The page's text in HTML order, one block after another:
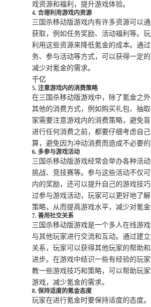
戏资源和福利，提升游戏体验。
4. 合理利用游戏内资源
三国杀移动版游戏内有许多资源可以
获取，例如任务奖励、活动福利等。
利用这些资源来降低氪金的成本。通
务、参与活动等方式，可以获得一定的
减少对氪金的需求。
千亿
5. 注意游戏内的消费策略
在三国杀移动版游戏中，除了氪金之
其他的消费方式，例如购买礼包、抽
家需要注意游戏内的消费策略，避免
进行任何消费之前，都要仔细考虑自
算，避免因为冲动消费而造成不必要的
6. 多参与游戏活动
三国杀移动版游戏经常会举办各种活
挑战、竞技赛等。参与这些活动不仅
内的奖励，还可以提升自己的游戏技
过参与游戏活动，玩家可以更好地了
策略，从而提高游戏水平，减少对氪金
7. 善用社交关系
三国杀移动版游戏是一个多人在线游
与其他玩家进行交流和互动。通过建
关系，玩家可以获得其他玩家的帮助
进步。在游戏中结识一些有经验的玩
教一些游戏技巧和策略，可以帮助玩
游戏，减少氪金的需求。
8. 保持适度的氪金态度
玩家在进行氪金时要保持适度的态度